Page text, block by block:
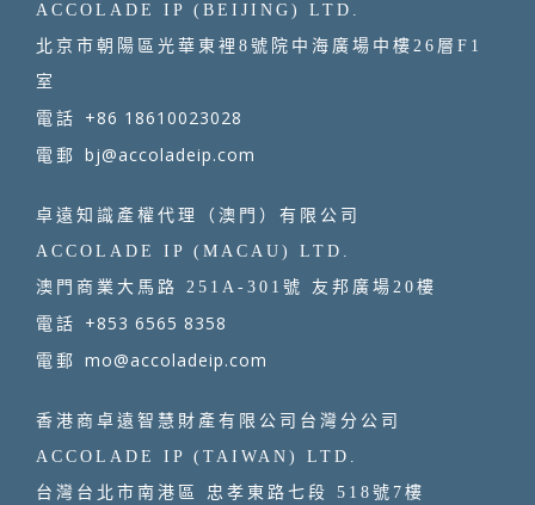
ACCOLADE IP (BEIJING) LTD.
北京市朝陽區光華東裡8號院中海廣場中樓26層F1
室
電話 +86 18610023028
電郵 bj@accoladeip.com
卓遠知識產權代理（澳門）有限公司
ACCOLADE IP (MACAU) LTD.
澳門商業大馬路 251A-301號 友邦廣場20樓
電話 +853 6565 8358
電郵 mo@accoladeip.com
香港商卓遠智慧財產有限公司台灣分公司
ACCOLADE IP (TAIWAN) LTD.
台灣台北市南港區 忠孝東路七段 518號7樓